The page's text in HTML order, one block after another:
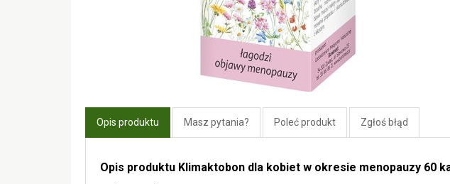
Opis produktu Masz pytania? Poleć produkt Zgłoś błąd
Opis produktu Klimaktobon dla kobiet w okresie menopauzy 60